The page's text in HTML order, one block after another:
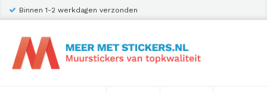
Binnen 1-2 werkdagen verzonden